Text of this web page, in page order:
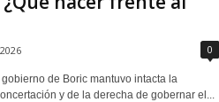
0
de Boric mantuvo intacta la
y de la derecha de gobernar el...